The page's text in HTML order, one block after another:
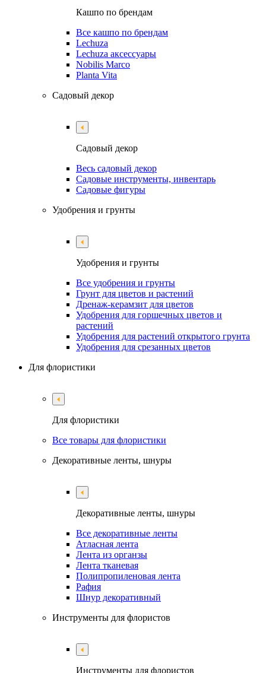
Кашпо по брендам
Все кашпо по брендам
Lechuza
Lechuza аксессуары
Nobilis Marco
Planta Vita
Садовый декор
Садовый декор
Весь садовый декор
Садовые инструменты, инвентарь
Садовые фигуры
Удобрения и грунты
Удобрения и грунты
Все удобрения и грунты
Грунт для цветов и растений
Дренаж-керамзит для цветов
Удобрения для горшечных цветов и
растений
Удобрения для растений открытого грунта
Удобрения для срезанных цветов
Для флористики
Для флористики
Все товары для флористики
Декоративные ленты, шнуры
Декоративные ленты, шнуры
Все декоративные ленты
Атласная лента
Лента из органзы
Лента тканевая
Полипропиленовая лента
Рафия
Шнур декоративный
Инструменты для флористов
Инструменты для флористов